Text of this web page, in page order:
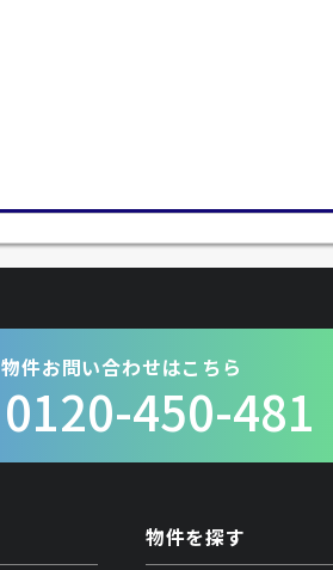
物件お問い合わせはこちら
0120-450-481
物件を探す